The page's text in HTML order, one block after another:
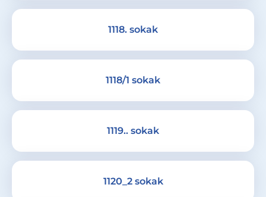
1118. sokak
1118/1 sokak
1119.. sokak
1120_2 sokak